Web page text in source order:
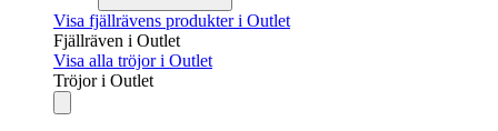
Visa fjällrävens produkter i Outlet
Fjällräven i Outlet
Visa alla tröjor i Outlet
Tröjor i Outlet